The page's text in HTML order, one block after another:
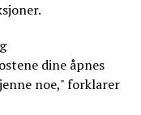
dine åpnes
noe," forklarer